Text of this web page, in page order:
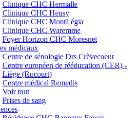
Clinique CHC Hermalle
Clinique CHC Heusy
Clinique CHC MontLégia
Clinique CHC Waremme
Foyer Horizon CHC Moresnet
médicaux
Centre de sénologie Drs Crèvecoeur
Centre européen de rééducation (CER) -
Liège (Rocourt)
Centre médical Remedis
Voir tout
Prises de sang